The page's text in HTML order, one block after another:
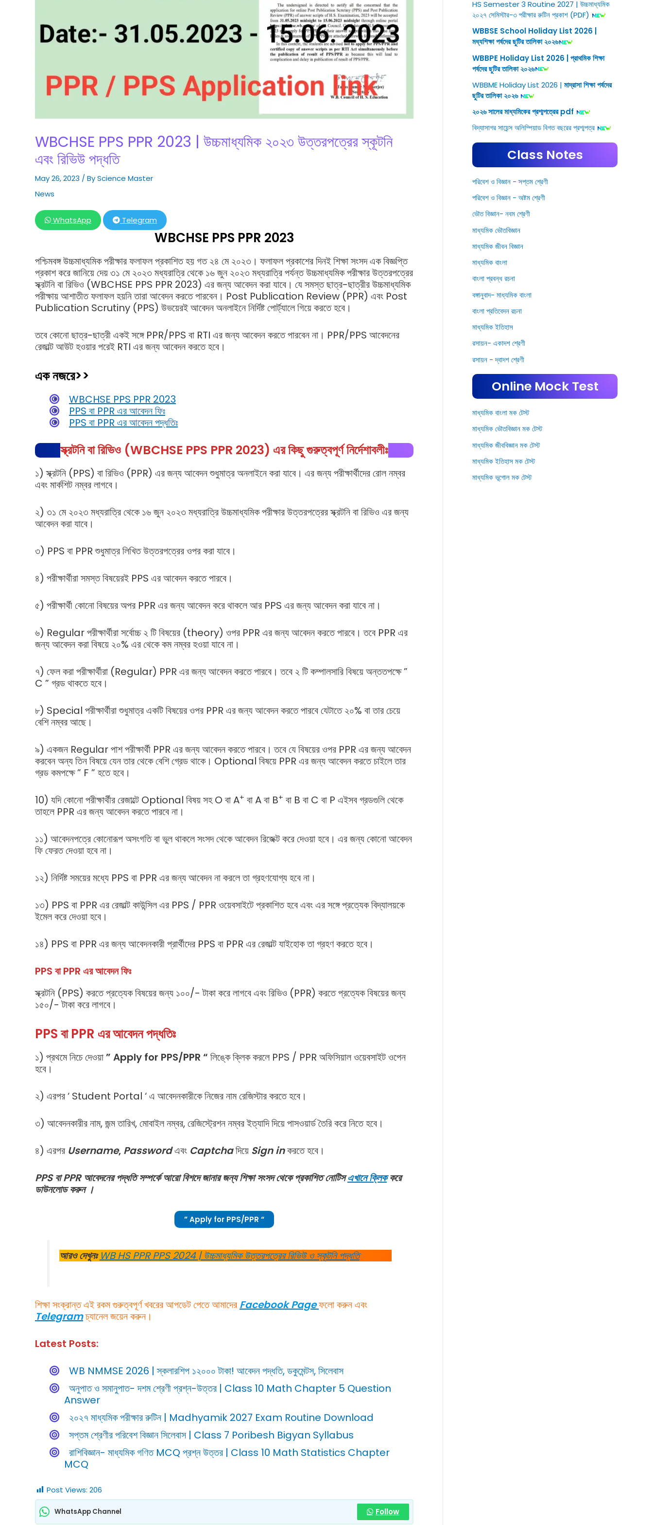
WBCHSE PPS PPR 2023 | উচ্চমাধ্যমিক ২০২৩ উত্তরপত্রের স্কূটনি
এবং রিভিউ পদ্ধতি
May 26, 2023 / ByScience Master
News
WhatsApp Telegram
WBCHSE PPS PPR 2023
পশ্চিমবঙ্গ উচ্চমাধ্যমিক পরীক্ষার ফলাফল প্রকাশিত হয় গত ২৪ মে ২০২৩। ফলাফল প্রকাশের দিনই শিক্ষা সংসদ এক বিজ্ঞপ্তি
প্রকাশ করে জানিয়ে দেয় ৩১ মে ২০২৩ মধ্যরাত্রি থেকে ১৬ জুন ২০২৩ মধ্যরাত্রি পর্যন্ত উচ্চমাধ্যমিক পরীক্ষার উত্তরপত্রের
স্ক্রটনি বা রিভিও (WBCHSE PPS PPR 2023) এর জন্য আবেদন করা যাবে। যে সমস্ত ছাত্র-ছাত্রীর উচ্চমাধ্যমিক
পরীক্ষায় আশাতীত ফলাফল হয়নি তারা আবেদন করতে পারবেন। Post Publication Review (PPR) এবং Post
Publication Scrutiny (PPS) উভয়েরই আবেদন অনলাইনে নির্দিষ্ট পোর্ট্যালে গিয়ে করতে হবে।
তবে কোনো ছাত্র-ছাত্রী একই সঙ্গে PPR/PPS বা RTI এর জন্য আবেদন করতে পারবেন না। PPR/PPS আবেদনের
রেজাল্ট আউট হওয়ার পরেই RTI এর জন্য আবেদন করতে হবে।
এক নজরে>>
WBCHSE PPS PPR 2023
PPS বা PPR এর আবেদন ফিঃ
PPS বা PPR এর আবেদন পদ্ধতিঃ
স্ক্রটনি বা রিভিও (WBCHSE PPS PPR 2023) এর কিছু গুরুত্বপূর্ণ নির্দেশাবলীঃ
১) স্ক্রটনি (PPS) বা রিভিও (PPR) এর জন্য আবেদন শুধুমাত্র অনলাইনে করা যাবে। এর জন্য পরীক্ষার্থীদের রোল নম্বর
এবং মার্কশিট নম্বর লাগবে।
২) ৩১ মে ২০২৩ মধ্যরাত্রি থেকে ১৬ জুন ২০২৩ মধ্যরাত্রি উচ্চমাধ্যমিক পরীক্ষার উত্তরপত্রের স্ক্রটনি বা রিভিও এর জন্য
আবেদন করা যাবে।
৩) PPS বা PPR শুধুমাত্র লিখিত উত্তরপত্রের ওপর করা যাবে।
৪) পরীক্ষার্থীরা সমস্ত বিষয়েরই PPS এর আবেদন করতে পারবে।
৫) পরীক্ষার্থী কোনো বিষয়ের অপর PPR এর জন্য আবেদন করে থাকলে আর PPS এর জন্য আবেদন করা যাবে না।
৬) Regular পরীক্ষার্থীরা সর্বোচ্চ ২ টি বিষয়ের (theory) ওপর PPR এর জন্য আবেদন করতে পারবে। তবে PPR এর
জন্য আবেদন করা বিষয়ে ২০% এর থেকে কম নম্বর হওয়া যাবে না।
৭) ফেল করা পরীক্ষার্থীরা (Regular) PPR এর জন্য আবেদন করতে পারবে। তবে ২ টি কম্পালসারি বিষয়ে অন্ততপক্ষে ”
C ” গ্রড থাকতে হবে।
৮) Special পরীক্ষার্থীরা শুধুমাত্র একটি বিষয়ের ওপর PPR এর জন্য আবেদন করতে পারবে যেটাতে ২০% বা তার চেয়ে
বেশি নম্বর আছে।
৯) একজন Regular পাশ পরীক্ষার্থী PPR এর জন্য আবেদন করতে পারবে। তবে যে বিষয়ের ওপর PPR এর জন্য আবেদন
করবেন অন্য তিন বিষয়ে যেন তার থেকে বেশি গ্রেড থাকে। Optional বিষয়ে PPR এর জন্য আবেদন করতে চাইলে তার
গ্রড কমপক্ষে ” F ” হতে হবে।
10) যদি কোনো পরীক্ষার্থীর রেজাল্টে Optional বিষয় সহ O বা A+ বা A বা B+ বা B বা C বা P এইসব গ্রডগুলি থেকে
তাহলে PPR এর জন্য আবেদন করতে পারবে না।
১১) আবেদনপত্রে কোনোরূপ অসংগতি বা ভুল থাকলে সংসদ থেকে আবেদন রিজেক্ট করে দেওয়া হবে। এর জন্য কোনো আবেদন
ফি ফেরত দেওয়া হবে না।
১২) নির্দিষ্ট সময়ের মধ্যে PPS বা PPR এর জন্য আবেদন না করলে তা গ্রহণযোগ্য হবে না।
১৩) PPS বা PPR এর রেজাল্ট কাউন্সিল এর PPS / PPR ওয়েবসাইটে প্রকাশিত হবে এবং এর সঙ্গে প্রত্যেক বিদ্যালয়কে
ইমেল করে দেওয়া হবে।
১৪) PPS বা PPR এর জন্য আবেদনকারী প্রার্থীদের PPS বা PPR এর রেজাল্ট যাইহোক তা গ্রহণ করতে হবে।
PPS বা PPR এর আবেদন ফিঃ
স্ক্রটনি (PPS) করতে প্রত্যেক বিষয়ের জন্য ১০০/- টাকা করে লাগবে এবং রিভিও (PPR) করতে প্রত্যেক বিষয়ের জন্য
১৫০/- টাকা করে লাগবে।
PPS বা PPR এর আবেদন পদ্ধতিঃ
১) প্রথমে নিচে দেওয়া ” Apply for PPS/PPR “ লিঙ্কে ক্লিক করলে PPS / PPR অফিসিয়াল ওয়েবসাইট ওপেন
হবে।
২) এরপর ‘ Student Portal ‘ এ আবেদনকারীকে নিজের নাম রেজিস্টার করতে হবে।
৩) আবেদনকারীর নাম, জন্ম তারিখ, মোবাইল নম্বর, রেজিস্ট্রেশন নম্বর ইত্যাদি দিয়ে পাসওয়ার্ড তৈরি করে নিতে হবে।
৪) এরপর Username, Passwordএবং Captchaদিয়ে Sign inকরতে হবে।
PPS বা PPR আবেদনের পদ্ধতি সম্পর্কে আরো বিশদে জানার জন্য শিক্ষা সংসদ থেকে প্রকাশিত নোটিসএখানে ক্লিককরে
ডাউনলোড করুন ।
” Apply for PPS/PPR “
আরও দেখুনঃ WB HS PPR PPS 2024 | উচ্চমাধ্যমিক উত্তরপত্রের রিভিউ ও স্কূটনি পদ্ধতি
শিক্ষা সংক্রান্ত এই রকম গুরুত্বপূর্ণ খবরের আপডেট পেতে আমাদের Facebook Pageফলো করুন এবং
Telegramচ্যানেল জয়েন করুন।
Latest Posts:
WB NMMSE 2026 | স্কলারশিপ ১২০০০ টাকা! আবেদন পদ্ধতি, ডকুমেন্টস, সিলেবাস
অনুপাত ও সমানুপাত- দশম শ্রেণী প্রশ্ন-উত্তর | Class 10 Math Chapter 5 Question
Answer
২০২৭ মাধ্যমিক পরীক্ষার রুটিন | Madhyamik 2027 Exam Routine Download
সপ্তম শ্রেণীর পরিবেশ বিজ্ঞান সিলেবাস | Class 7 Poribesh Bigyan Syllabus
রাশিবিজ্ঞান- মাধ্যমিক গণিত MCQ প্রশ্ন উত্তর | Class 10 Math Statistics Chapter
MCQ
Post Views: 206
WhatsApp Channel Follow
HS Semester 3 Routine 2027 | উচ্চমাধ্যমিক
২০২৭ সেমিস্টার-৩ পরীক্ষার রুটিন প্রকাশ (PDF)
WBBSE School Holiday List 2026 |
মধ্যশিক্ষা পর্ষদের ছুটির তালিকা ২০২৬
WBBPE Holiday List 2026 | প্রাথমিক শিক্ষা
পর্ষদের ছুটির তালিকা ২০২৬
WBBME Holiday List 2026 | মাদ্রাসা শিক্ষা পর্ষদের
ছুটির তালিকা ২০২৬
২০২৬ সালের মাধ্যমিকের প্রশ্মপত্রের pdf
বিদ্যাসাগর সায়েন্স অলিম্পিয়াড বিগত বছরের প্রশ্মপত্র
Class Notes
পরিবেশ ও বিজ্ঞান - সপ্তম শ্রেণী
পরিবেশ ও বিজ্ঞান - অষ্টম শ্রেণী
ভৌত বিজ্ঞান- নবম শ্রেণী
মাধ্যমিক ভৌতবিজ্ঞান
মাধ্যমিক জীবন বিজ্ঞান
মাধ্যমিক বাংলা
বাংলা প্রবন্ধ রচনা
বঙ্গানুবাদ- মাধ্যমিক বাংলা
বাংলা প্রতিবেদন রচনা
মাধ্যমিক ইতিহাস
রসায়ন- একাদশ শ্রেণী
রসায়ন - দ্বাদশ শ্রেণী
Online Mock Test
মাধ্যমিক বাংলা মক টেস্ট
মাধ্যমিক ভৌতবিজ্ঞান মক টেস্ট
মাধ্যমিক জীববিজ্ঞান মক টেস্ট
মাধ্যমিক ইতিহাস মক টেস্ট
মাধ্যমিক ভূগোল মক টেস্ট